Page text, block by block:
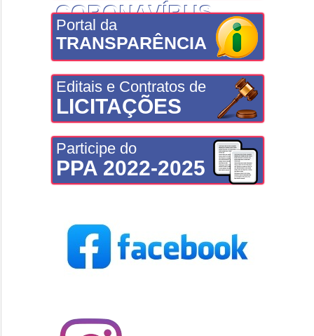
CORONAVÍRUS
Portal da
TRANSPARÊNCIA
Editais e Contratos de
LICITAÇÕES
Participe do
PPA 2022-2025